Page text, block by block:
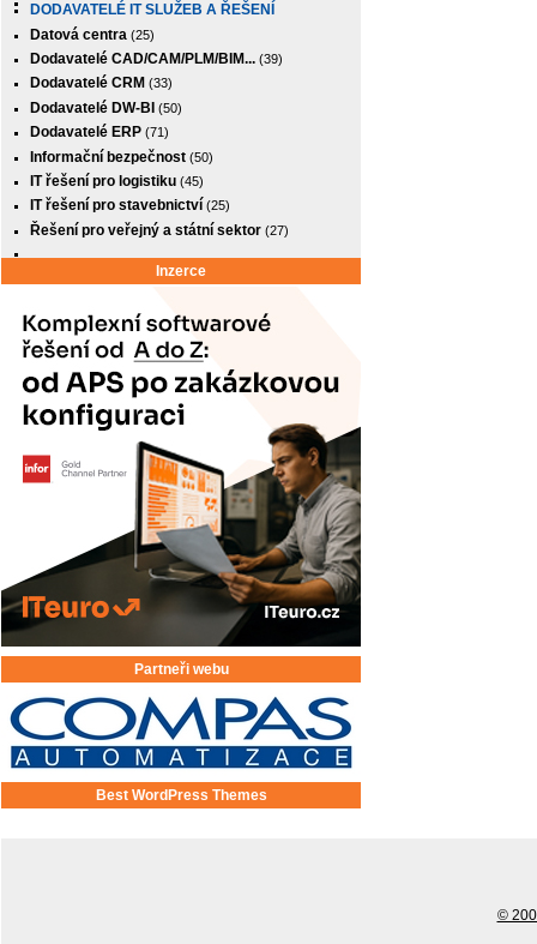
DODAVATELÉ IT SLUŽEB A ŘEŠENÍ
Datová centra (25)
Dodavatelé CAD/CAM/PLM/BIM... (39)
Dodavatelé CRM (33)
Dodavatelé DW-BI (50)
Dodavatelé ERP (71)
Informační bezpečnost (50)
IT řešení pro logistiku (45)
IT řešení pro stavebnictví (25)
Řešení pro veřejný a státní sektor (27)
Inzerce
Partneři webu
Best WordPress Themes
©